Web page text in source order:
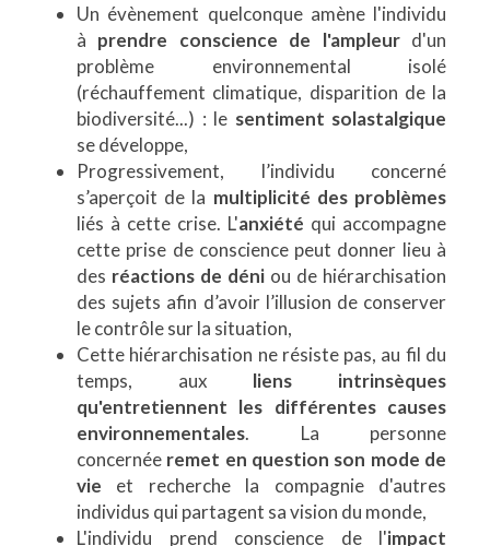
Un évènement quelconque amène l'individu
à prendre conscience de l'ampleurd'un
problème environnemental isolé
(réchauffement climatique, disparition de la
biodiversité...) : le sentiment solastalgique
se développe,
Progressivement, l’individu concerné
s’aperçoit de la multiplicité des problèmes
liés à cette crise. L'anxiété qui accompagne
cette prise de conscience peut donner lieu à
des réactions de déni ou de hiérarchisation
des sujets afin d’avoir l’illusion de conserver
le contrôle sur la situation,
Cette hiérarchisation ne résiste pas, au fil du
temps, aux liens intrinsèques
qu'entretiennent les différentes causes
environnementales. La personne
concernée remet en question son mode de
vie et recherche la compagnie d'autres
individus qui partagent sa vision du monde,
L'individu prend conscience de l'impact